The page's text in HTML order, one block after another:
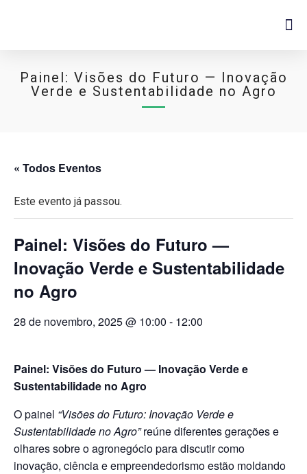
Painel: Visões do Futuro — Inovação
Verde e Sustentabilidade no Agro
« Todos Eventos
Este evento já passou.
Painel: Visões do Futuro —
Inovação Verde e Sustentabilidade
no Agro
28 de novembro, 2025 @ 10:00 - 12:00
Painel: Visões do Futuro — Inovação Verde e
Sustentabilidade no Agro
O painel “Visões do Futuro: Inovação Verde e
Sustentabilidade no Agro”reúne diferentes gerações e
olhares sobre o agronegócio para discutir como
inovação, ciência e empreendedorismo estão moldando